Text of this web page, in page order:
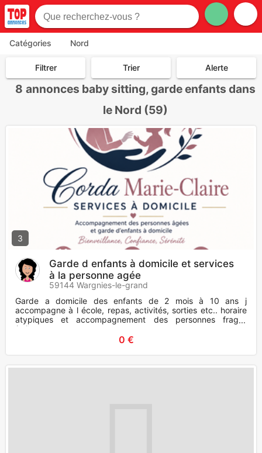
Catégories Nord
Filtrer Trier Alerte
8 annonces baby sitting, garde enfants dans
le Nord (59)
3
Garde d enfants à domicile et services
à la personne agée
59144 Wargnies-le-grand
Garde a domicile des enfants de 2 mois à 10 ans j
accompagne à l école, repas, activités, sorties etc.. horaire
atypiques et accompagnement des personnes fragile
(toilettes, repas,
0 €